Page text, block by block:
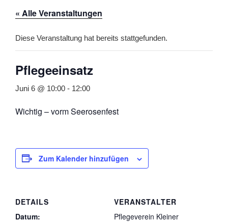
« Alle Veranstaltungen
Diese Veranstaltung hat bereits stattgefunden.
Pflegeeinsatz
Juni 6 @ 10:00 - 12:00
Wichtig – vorm Seerosenfest
Zum Kalender hinzufügen
DETAILS
Datum:
VERANSTALTER
Pflegeverein Kleiner